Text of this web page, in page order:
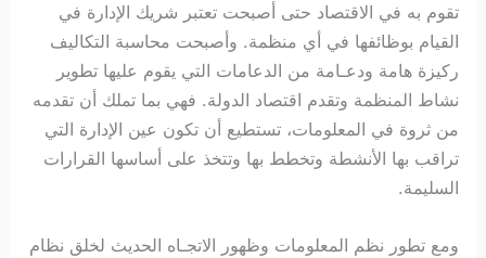
تقوم به في الاقتصاد حتى أصبحت تعتبر شريك الإدارة في
القيام بوظائفها في أي منظمة. وأصبحت محاسبة التكاليف
ركيزة هامة ودعـامة من الدعامات التي يقوم عليها تطوير
نشاط المنظمة وتقدم اقتصاد الدولة. فهي بما تملك أن تقدمه
من ثروة في المعلومات، تستطيع أن تكون عين الإدارة التي
تراقب بها الأنشطة وتخطط بها وتتخذ على أساسها القرارات
السليمة.
ومع تطور نظم المعلومات وظهور الاتجـاه الحديث لخلق نظام